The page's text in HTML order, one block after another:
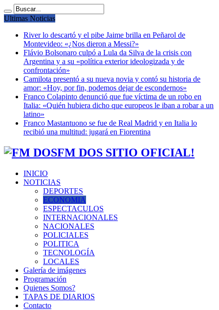
Ultimas Noticias
River lo descartó y el pibe Jaime brilla en Peñarol de
Montevideo: «¿Nos dieron a Messi?»
Flávio Bolsonaro culpó a Lula da Silva de la crisis con
Argentina y a su «política exterior ideologizada y de
confrontación»
Camilota presentó a su nueva novia y contó su historia de
amor: «Hoy, por fin, podemos dejar de escondernos»
Franco Colapinto denunció que fue víctima de un robo en
Italia: «Quién hubiera dicho que europeos le iban a robar a un
latino»
Franco Mastantuono se fue de Real Madrid y en Italia lo
recibió una multitud: jugará en Fiorentina
FM DOS SITIO OFICIAL!
INICIO
NOTICIAS
DEPORTES
ECONOMIA
ESPECTACULOS
INTERNACIONALES
NACIONALES
POLICIALES
POLITICA
TECNOLOGÍA
LOCALES
Galería de imágenes
Programación
Quienes Somos?
TAPAS DE DIARIOS
Contacto